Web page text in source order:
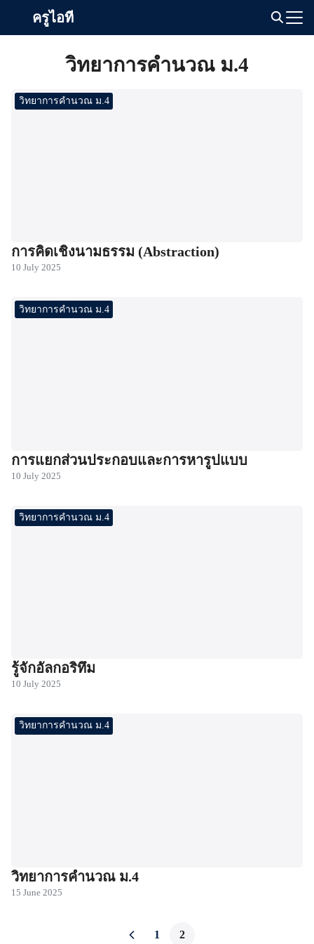
ครูไอที
วิทยาการคำนวณ ม.4
วิทยาการคำนวณ ม.4
การคิดเชิงนามธรรม (Abstraction)
10 July 2025
วิทยาการคำนวณ ม.4
การแยกส่วนประกอบและการหารูปแบบ
10 July 2025
วิทยาการคำนวณ ม.4
รู้จักอัลกอริทึม
10 July 2025
วิทยาการคำนวณ ม.4
วิทยาการคำนวณ ม.4
15 June 2025
1 2